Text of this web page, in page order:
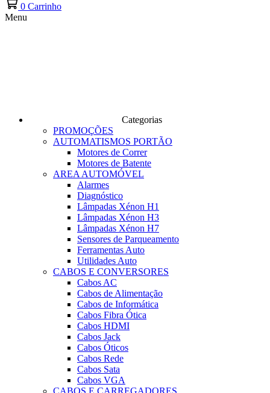
0 Carrinho
Menu
Categorias
PROMOÇÕES
AUTOMATISMOS PORTÃO
Motores de Correr
Motores de Batente
AREA AUTOMÓVEL
Alarmes
Diagnóstico
Lâmpadas Xénon H1
Lâmpadas Xénon H3
Lâmpadas Xénon H7
Sensores de Parqueamento
Ferramentas Auto
Utilidades Auto
CABOS E CONVERSORES
Cabos AC
Cabos de Alimentação
Cabos de Informática
Cabos Fibra Ótica
Cabos HDMI
Cabos Jack
Cabos Óticos
Cabos Rede
Cabos Sata
Cabos VGA
CABOS E CARREGADORES